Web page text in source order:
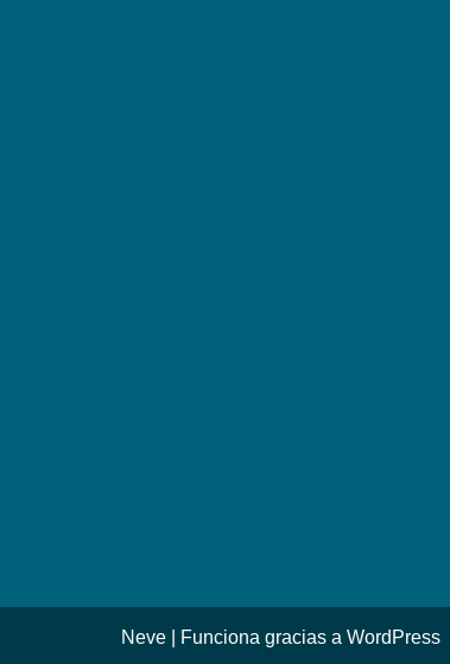
Neve | Funciona gracias a WordPress